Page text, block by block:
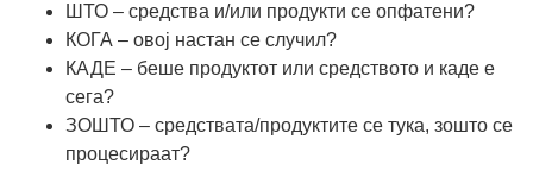
ШТО – средства и/или продукти се опфатени?
КОГА – овој настан се случил?
КАДЕ – беше продуктот или средството и каде е
сега?
ЗОШТО – средствата/продуктите се тука, зошто се
процесираат?